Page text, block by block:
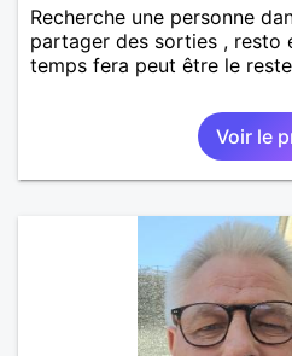
Recherche une personne
partager des sorties , resto
temps fera peut être le
Voir le